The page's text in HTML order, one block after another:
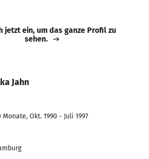
jetzt ein, um das ganze Profil zu
sehen.
Jahn
Monate, Okt. 1990 - Juli 1997